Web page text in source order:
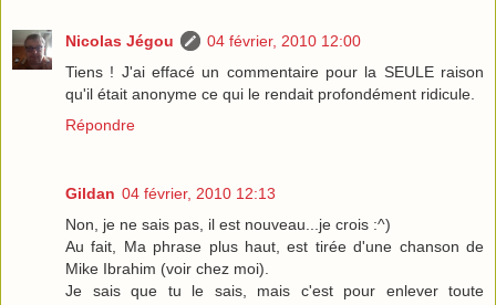
Nicolas Jégou
04 février, 2010 12:00
Tiens ! J'ai effacé un commentaire pour la SEULE raison
qu'il était anonyme ce qui le rendait profondément ridicule.
Répondre
Gildan 04 février, 2010 12:13
Non, je ne sais pas, il est nouveau...je crois :^)
Au fait, Ma phrase plus haut, est tirée d'une chanson de
Mike Ibrahim (voir chez moi).
Je sais que tu le sais, mais c'est pour enlever toute